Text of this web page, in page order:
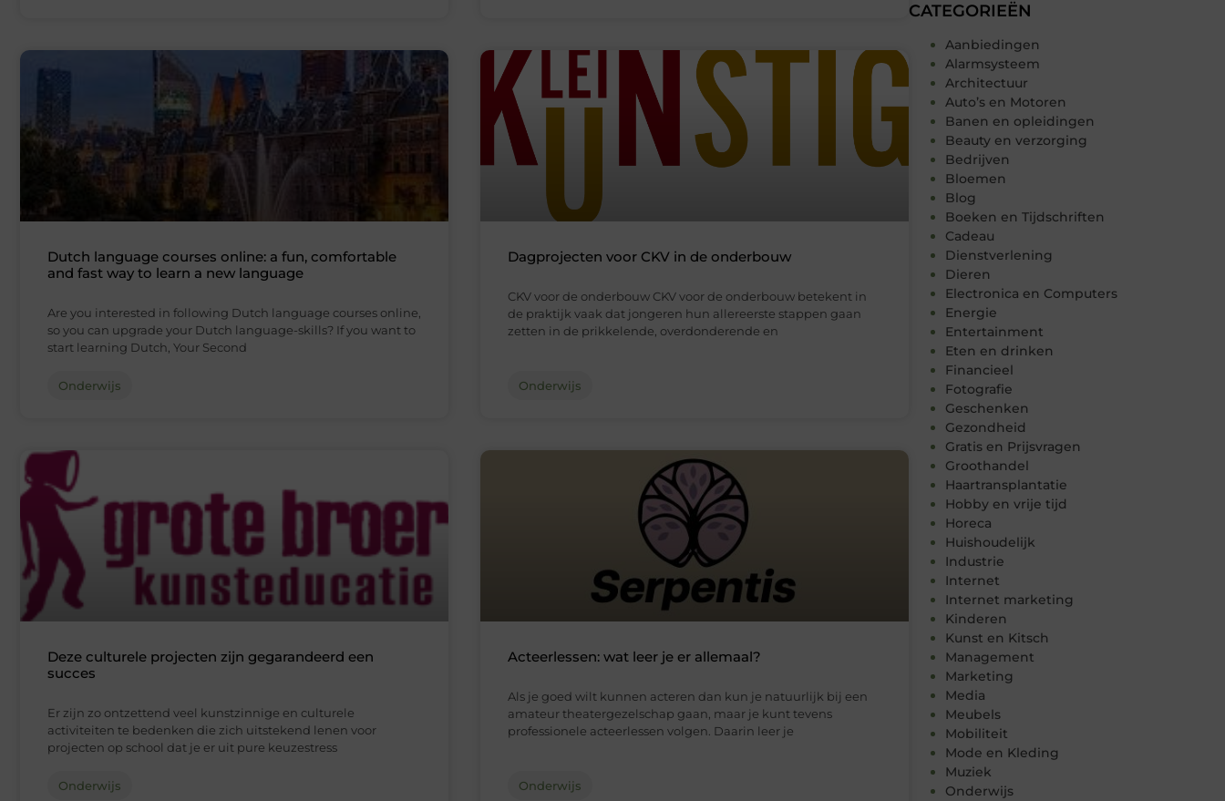
CATEGORIEËN
Aanbiedingen
Alarmsysteem
Architectuur
Auto’s en Motoren
Banen en opleidingen
Beauty en verzorging
Bedrijven
Bloemen
Blog
Boeken en Tijdschriften
Cadeau
Dienstverlening
Dieren
Electronica en Computers
Energie
Entertainment
Eten en drinken
Financieel
Fotografie
Geschenken
Gezondheid
Gratis en Prijsvragen
Groothandel
Haartransplantatie
Hobby en vrije tijd
Horeca
Huishoudelijk
Industrie
Internet
Internet marketing
Kinderen
Kunst en Kitsch
Management
Marketing
Media
Meubels
Mobiliteit
Mode en Kleding
Muziek
Onderwijs
Dutch language courses online: a fun, comfortable
and fast way to learn a new language
Are you interested in following Dutch language courses online,
so you can upgrade your Dutch language-skills? If you want to
start learning Dutch, Your Second
Onderwijs
Dagprojecten voor CKV in de onderbouw
CKV voor de onderbouw CKV voor de onderbouw betekent in
de praktijk vaak dat jongeren hun allereerste stappen gaan
zetten in de prikkelende, overdonderende en
Onderwijs
Deze culturele projecten zijn gegarandeerd een
succes
Er zijn zo ontzettend veel kunstzinnige en culturele
activiteiten te bedenken die zich uitstekend lenen voor
projecten op school dat je er uit pure keuzestress
Onderwijs
Acteerlessen: wat leer je er allemaal?
Als je goed wilt kunnen acteren dan kun je natuurlijk bij een
amateur theatergezelschap gaan, maar je kunt tevens
professionele acteerlessen volgen. Daarin leer je
Onderwijs